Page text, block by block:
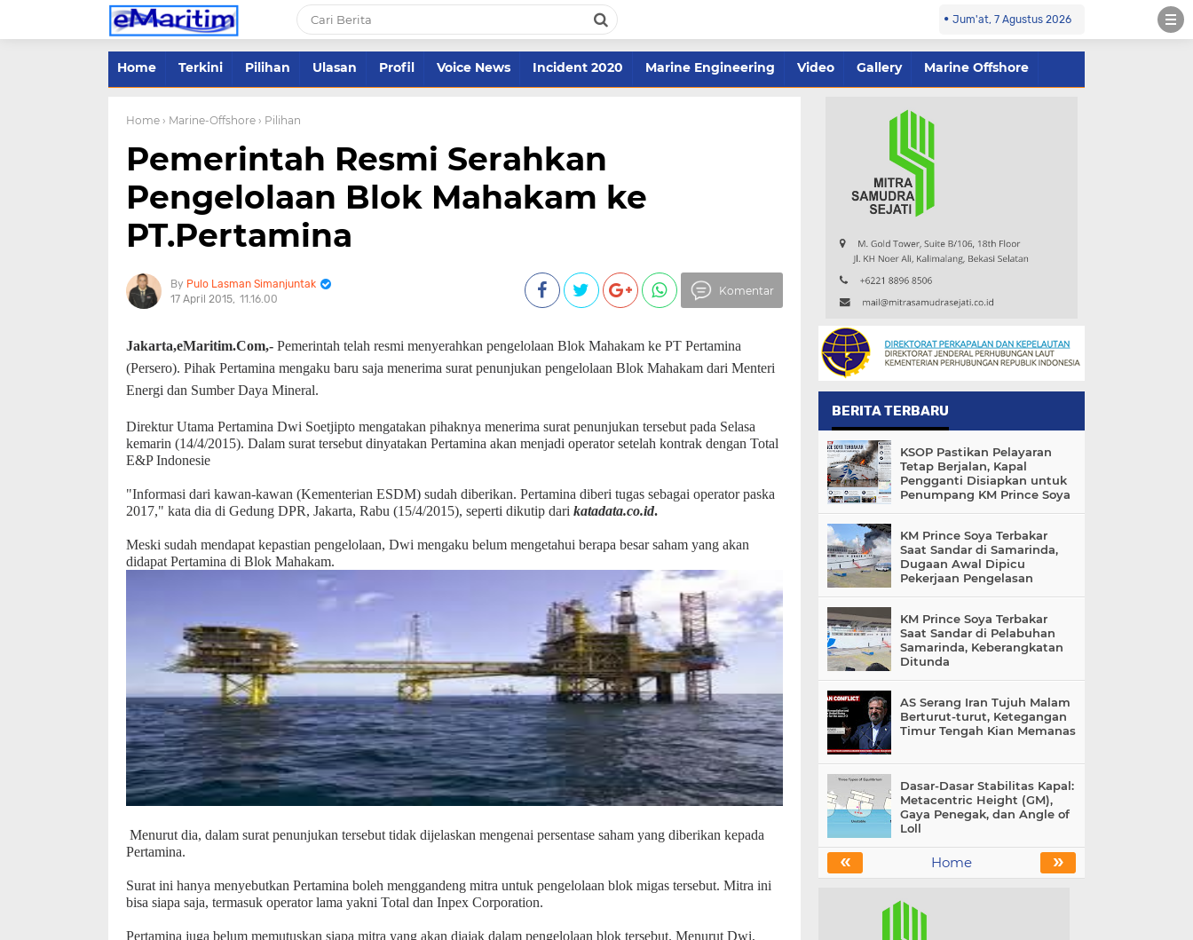
Jum'at, 7 Agustus 2026
Home Terkini Pilihan Ulasan Profil Voice News Incident 2020 Marine Engineering Video Gallery Marine Offshore
Home › Marine-Offshore › Pilihan
Pemerintah Resmi Serahkan
Pengelolaan Blok Mahakam ke
PT.Pertamina
Pulo Lasman Simanjuntak
17 April 2015 11.16.00
Komentar
Jakarta,eMaritim.Com,- Pemerintah telah resmi menyerahkan pengelolaan Blok Mahakam ke PT Pertamina
(Persero). Pihak Pertamina mengaku baru saja menerima surat penunjukan pengelolaan Blok Mahakam dari Menteri
Energi dan Sumber Daya Mineral.
Direktur Utama Pertamina Dwi Soetjipto mengatakan pihaknya menerima surat penunjukan tersebut pada Selasa
kemarin (14/4/2015). Dalam surat tersebut dinyatakan Pertamina akan menjadi operator setelah kontrak dengan Total
E&P Indonesie
"Informasi dari kawan-kawan (Kementerian ESDM) sudah diberikan. Pertamina diberi tugas sebagai operator paska
2017," kata dia di Gedung DPR, Jakarta, Rabu (15/4/2015), seperti dikutip dari katadata.co.id.
Meski sudah mendapat kepastian pengelolaan, Dwi mengaku belum mengetahui berapa besar saham yang akan
didapat Pertamina di Blok Mahakam.
Menurut dia, dalam surat penunjukan tersebut tidak dijelaskan mengenai persentase saham yang diberikan kepada
Pertamina.
Surat ini hanya menyebutkan Pertamina boleh menggandeng mitra untuk pengelolaan blok migas tersebut. Mitra ini
bisa siapa saja, termasuk operator lama yakni Total dan Inpex Corporation.
Pertamina juga belum memutuskan siapa mitra yang akan diajak dalam pengelolaan blok tersebut. Menurut Dwi,
BERITA TERBARU
KSOP Pastikan Pelayaran
Tetap Berjalan, Kapal
Pengganti Disiapkan untuk
Penumpang KM Prince Soya
KM Prince Soya Terbakar
Saat Sandar di Samarinda,
Dugaan Awal Dipicu
Pekerjaan Pengelasan
KM Prince Soya Terbakar
Saat Sandar di Pelabuhan
Samarinda, Keberangkatan
Ditunda
AS Serang Iran Tujuh Malam
Berturut-turut, Ketegangan
Timur Tengah Kian Memanas
Dasar-Dasar Stabilitas Kapal:
Metacentric Height (GM),
Gaya Penegak, dan Angle of
Loll
« »
Home